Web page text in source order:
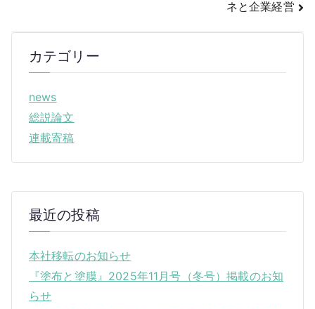
ナ
ビ
ー
シ
ョ
ン
ネと企業経営
カテゴリー
news
総説論文
連載寄稿
最近の投稿
本社移転のお知らせ
『塗布と塗膜』2025年11月号（冬号）掲載のお知
らせ